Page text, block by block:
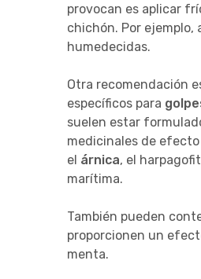
provocan es aplicar
chichón. Por ejemplo,
humedecidas.
Otra recomendación
específicos para
suelen estar
medicinales de
el árnica, el
marítima.
También pueden
proporcionen un
menta.